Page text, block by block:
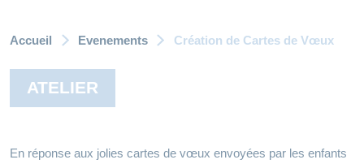
Accueil Evenements Création de Cartes de Vœux
ATELIER
En réponse aux jolies cartes de vœux envoyées par les enfants